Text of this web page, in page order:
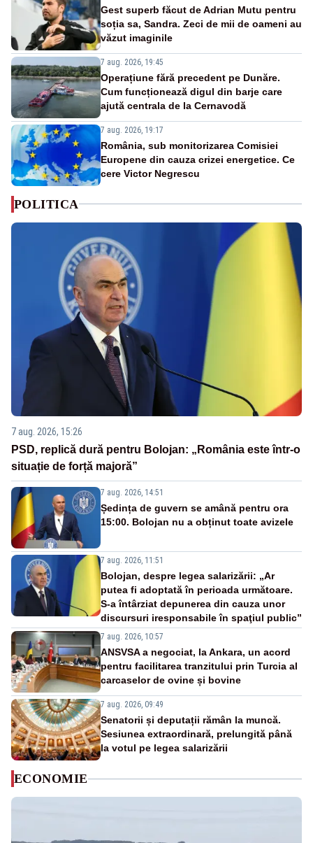
Gest superb făcut de Adrian Mutu pentru
soția sa, Sandra. Zeci de mii de oameni au
văzut imaginile
7 aug. 2026, 19:45
Operațiune fără precedent pe Dunăre.
Cum funcționează digul din barje care
ajută centrala de la Cernavodă
7 aug. 2026, 19:17
România, sub monitorizarea Comisiei
Europene din cauza crizei energetice. Ce
cere Victor Negrescu
POLITICA
7 aug. 2026, 15:26
PSD, replică dură pentru Bolojan: „România este într-o
situație de forță majoră”
7 aug. 2026, 14:51
Ședința de guvern se amână pentru ora
15:00. Bolojan nu a obținut toate avizele
7 aug. 2026, 11:51
Bolojan, despre legea salarizării: „Ar
putea fi adoptată în perioada următoare.
S-a întârziat depunerea din cauza unor
discursuri iresponsabile în spaţiul public”
7 aug. 2026, 10:57
ANSVSA a negociat, la Ankara, un acord
pentru facilitarea tranzitului prin Turcia al
carcaselor de ovine și bovine
7 aug. 2026, 09:49
Senatorii și deputații rămân la muncă.
Sesiunea extraordinară, prelungită până
la votul pe legea salarizării
ECONOMIE